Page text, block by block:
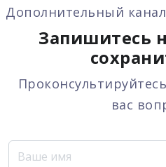
Дополнительный канал
Запишитесь
вас